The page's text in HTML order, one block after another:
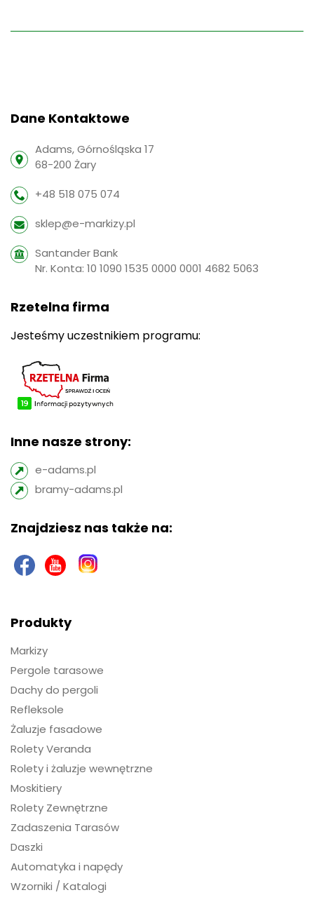
Dane Kontaktowe
Adams, Górnośląska 17
68-200 Żary
+48 518 075 074
sklep@e-markizy.pl
Santander Bank
Nr. Konta: 10 1090 1535 0000 0001 4682 5063
Rzetelna firma
Jesteśmy uczestnikiem programu:
Inne nasze strony:
e-adams.pl
bramy-adams.pl
Znajdziesz nas także na:
Produkty
Markizy
Pergole tarasowe
Dachy do pergoli
Refleksole
Żaluzje fasadowe
Rolety Veranda
Rolety i żaluzje wewnętrzne
Moskitiery
Rolety Zewnętrzne
Zadaszenia Tarasów
Daszki
Automatyka i napędy
Wzorniki / Katalogi